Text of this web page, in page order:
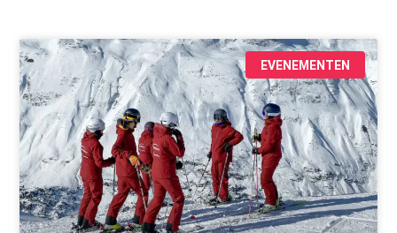
EVENEMENTEN